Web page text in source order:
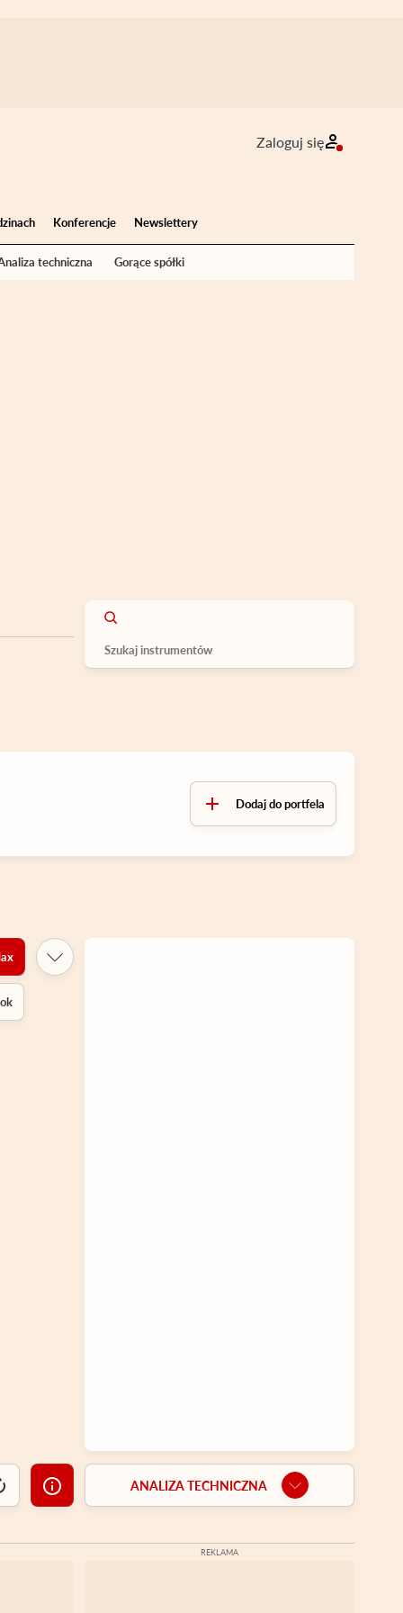
Zaloguj się
Konferencje Newslettery
techniczna Gorące spółki
Dodaj do portfela
ANALIZA TECHNICZNA